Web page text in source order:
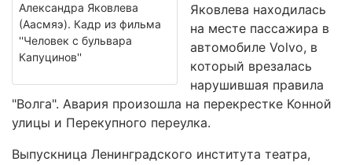
Александра Яковлева
(Аасмяэ). Кадр из фильма
''Человек с бульвара
Капуцинов''
Яковлева находилась
на месте пассажира в
автомобиле Volvo, в
который врезалась
нарушившая правила
"Волга". Авария произошла на перекрестке Конной
улицы и Перекупного переулка.
Выпускница Ленинградского института театра,